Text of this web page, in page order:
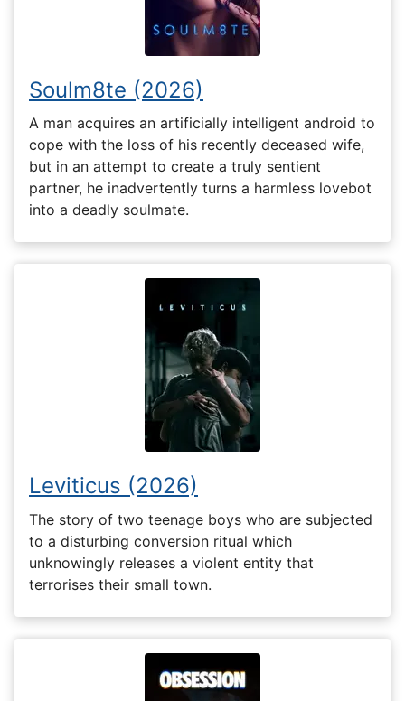
Soulm8te (2026)
A man acquires an artificially intelligent android to
cope with the loss of his recently deceased wife,
but in an attempt to create a truly sentient
partner, he inadvertently turns a harmless lovebot
into a deadly soulmate.
Leviticus (2026)
The story of two teenage boys who are subjected
to a disturbing conversion ritual which
unknowingly releases a violent entity that
terrorises their small town.